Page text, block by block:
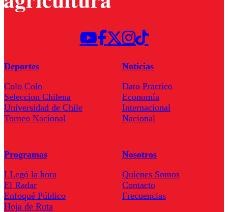
Deportes
Colo Colo
Seleccion Chilena
Universidad de Chile
Torneo Nacional
Noticias
Dato Practico
Economía
Internacional
Nacional
Programas
LLegó la hora
El Radar
Enfoqué Público
Hoja de Ruta
Nosotros
Quienes Somos
Contacto
Frecuencias